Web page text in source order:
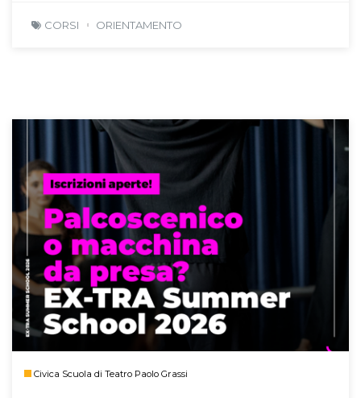
CORSI ORIENTAMENTO
Civica Scuola di Teatro Paolo Grassi